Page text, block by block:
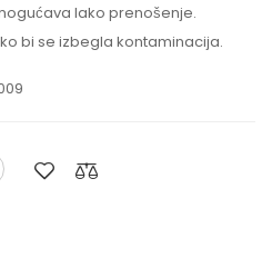
lako prenošenje.
bi se izbegla kontaminacija.